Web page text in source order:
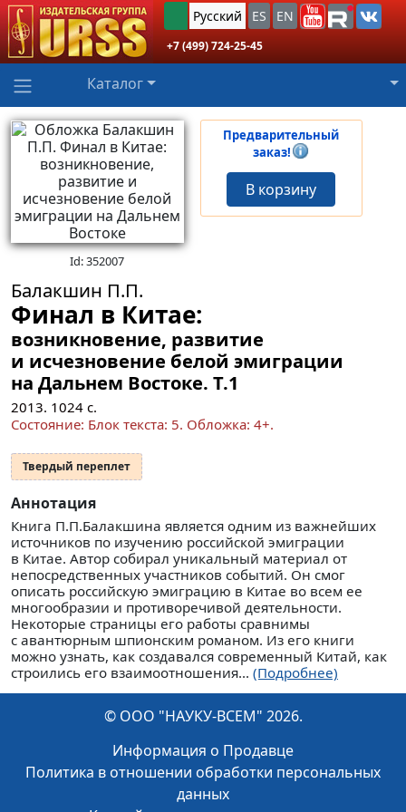
Русский ES EN
+7 (499) 724-25-45
Каталог
Id: 352007
Предварительный
заказ!
В корзину
Балакшин П.П.
Финал в Китае:
возникновение, развитие
и исчезновение белой эмиграции
на Дальнем Востоке. Т.1
2013. 1024 с.
Состояние: Блок текста: 5. Обложка: 4+.
Твердый переплет
Аннотация
Книга П.П.Балакшина является одним из важнейших
источников по изучению российской эмиграции
в Китае. Автор собирал уникальный материал от
непосредственных участников событий. Он смог
описать российскую эмиграцию в Китае во всем ее
многообразии и противоречивой деятельности.
Некоторые страницы его работы сравнимы
с авантюрным шпионским романом. Из его книги
можно узнать, как создавался современный Китай, как
строились его взаимоотношения... (Подробнее)
© ООО "НАУКУ-ВСЕМ" 2026.
Информация о Продавце
Политика в отношении обработки персональных
данных